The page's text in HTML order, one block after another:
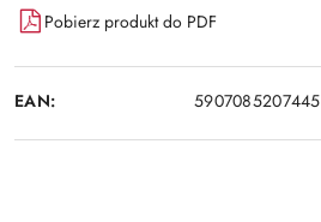
Pobierz produkt do PDF
EAN: 5907085207445